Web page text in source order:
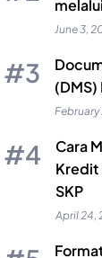
June 3,
February
Cara
Kredit
SKP
April 24,